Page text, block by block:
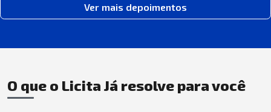
Ver mais depoimentos
O que o Licita Já resolve para você